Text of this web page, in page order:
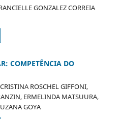
GONZALEZ CORREIA
COMPETÊNCIA DO
ROSCHEL GIFFONI,
ERMELINDA MATSUURA,
GOYA